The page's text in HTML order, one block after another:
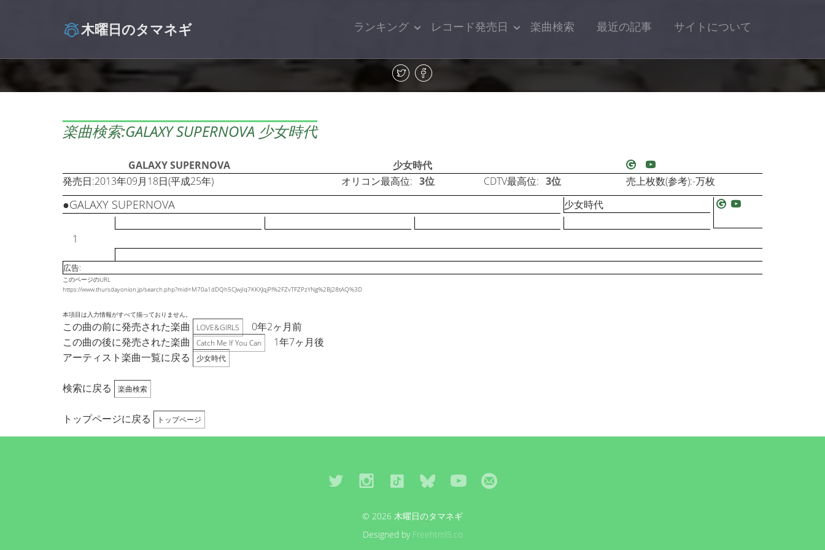
木曜日のタマネギ ランキング レコード発売日 楽曲検索 最近の記事 サイトについて
楽曲検索:GALAXY SUPERNOVA 少女時代
GALAXY SUPERNOVA
少女時代
発売日:2013年09月18日(平成25年)
オリコン最高位: 3位 CDTV最高位: 3位 売上枚数(参考):-万枚
1
●GALAXY SUPERNOVA 少女時代
広告:
このページのURL
https://www.thursdayonion.jp/search.php?mid=M70a1dDQh5CJwjIq7KKXJqjPl%2FZvTFZPzYNg%2Bj28tAQ%3D
本項目は入力情報がすべて揃っておりません。
この曲の前に発売された楽曲 LOVE&GIRLS
0年2ヶ月前
この曲の後に発売された楽曲
Catch Me If You Can
1年7ヶ月後
アーティスト楽曲一覧に戻る
少女時代
検索に戻る 楽曲検索
トップページに戻る トップページ
© 2026 木曜日のタマネギ
Designed by Freehtml5.co